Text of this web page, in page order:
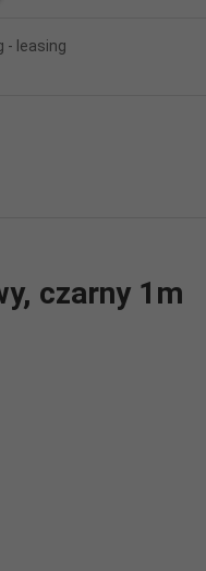
czarny 1m